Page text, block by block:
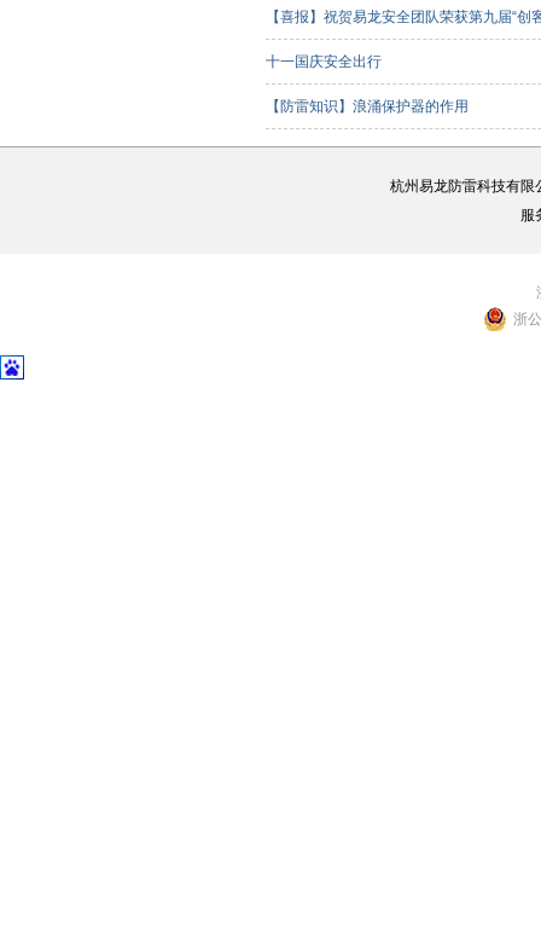
【喜报】祝贺易龙安全团队荣获第九届“
十一国庆安全出行
【防雷知识】浪涌保护器的作用
杭州易龙防雷科技有限
服
浙